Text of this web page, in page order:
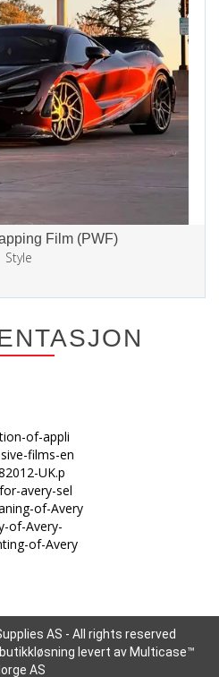
Film (PWF)
Style
of-appli
films-en
UK.p
avery-sel
of-Avery
of-Avery-
of-Avery
AS - All rights reserved
levert av Multicase™
AS